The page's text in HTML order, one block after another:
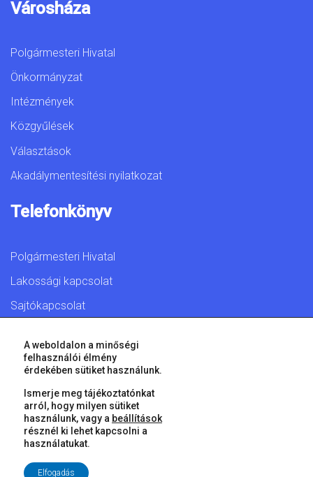
Városháza
Polgármesteri Hivatal
Önkormányzat
Intézmények
Közgyűlések
Választások
Akadálymentesítési nyilatkozat
Telefonkönyv
Polgármesteri Hivatal
Lakossági kapcsolat
Sajtókapcsolat
© 2026 Győr Megyei Jogú Város • Minden jog fenntartva!
A weboldalon a minőségi
felhasználói élmény
érdekében sütiket használunk.
Ismerje meg tájékoztatónkat
arról, hogy milyen sütiket
használunk, vagy a beállítások
résznél ki lehet kapcsolni a
használatukat.
Elfogadás